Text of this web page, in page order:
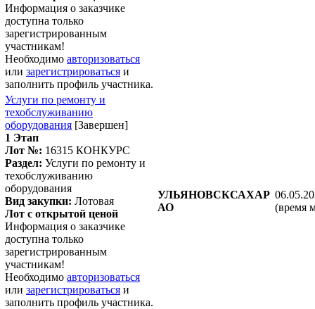
Информация о заказчике
доступна только
зарегистрированным
участникам!
Необходимо авторизоваться
или зарегистрироваться и
заполнить профиль участника.
Услуги по ремонту и
техобслуживанию
оборудования [Завершен]
1 Этап
Лот №: 16315 КОНКУРС
Раздел: Услуги по ремонту и
техобслуживанию
оборудования
Вид закупки: Лотовая
Лот с открытой ценой
Информация о заказчике
доступна только
зарегистрированным
участникам!
Необходимо авторизоваться
или зарегистрироваться и
заполнить профиль участника.
УЛЬЯНОВСКСАХАР
АО
(время